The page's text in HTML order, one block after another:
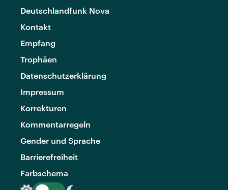
Deutschlandfunk Nova
Kontakt
Empfang
Trophäen
Datenschutzerklärung
Impressum
Korrekturen
Kommentarregeln
Gender und Sprache
Barrierefreiheit
Farbschema